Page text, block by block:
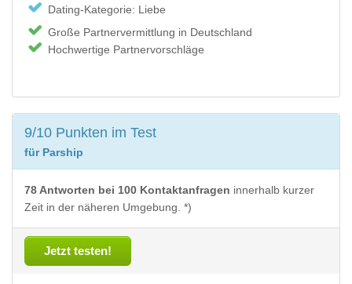
Dating-Kategorie: Liebe
Große Partnervermittlung in Deutschland
Hochwertige Partnervorschläge
9/10 Punkten im Test
für Parship
78 Antworten bei 100 Kontaktanfragen innerhalb kurzer
Zeit in der näheren Umgebung. *)
Jetzt testen!